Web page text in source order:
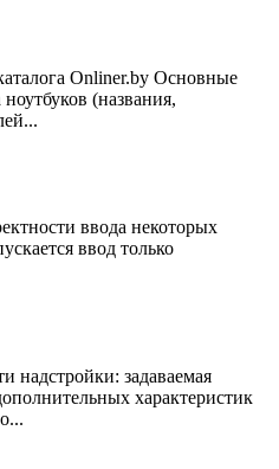
Onliner.by Основные
(названия,
ввода некоторых
ввод только
надстройки: задаваемая
характеристик